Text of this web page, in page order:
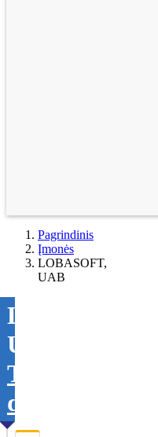
Pagrindinis
Įmonės
LOBASOFT,
UAB
LOBASOFT,
UAB
Tikslinti
duomenis